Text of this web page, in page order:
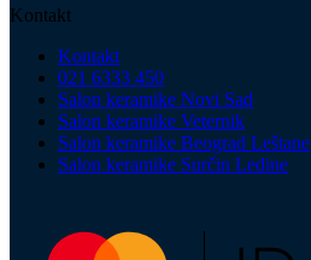
Kontakt
Kontakt
021 6333 450
Salon keramike Novi Sad
Salon keramike Veternik
Salon keramike Beograd Leštane
Salon keramike Surčin Ledine